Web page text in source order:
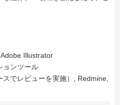
Illustrator
ョンツール
でレビューを実施）, Redmine,